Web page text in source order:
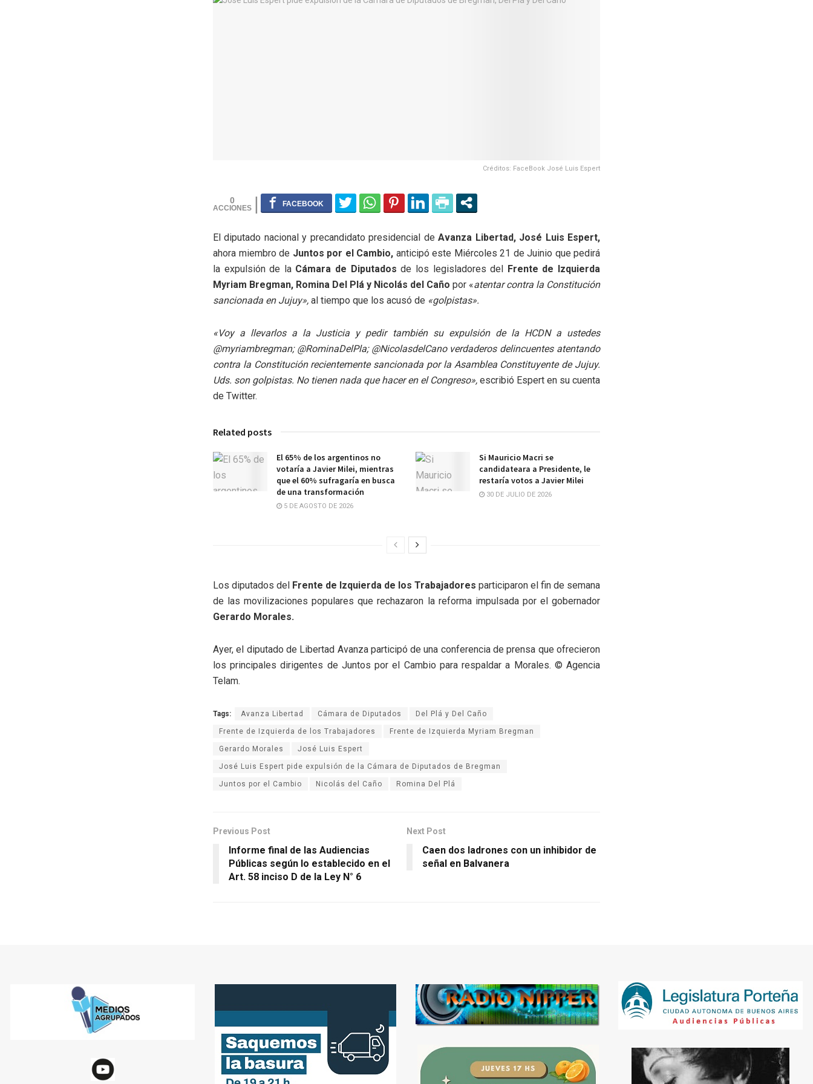
Créditos: FaceBook José Luis Espert
0
El diputado nacional y precandidato presidencial deAvanza Libertad, José Luis Espert,
ahora miembro de Juntos por el Cambio, anticipó este Miércoles 21 de Juinio que pedirá
la expulsión de la Cámara de Diputados de los legisladores del
Frente de Izquierda
Myriam Bregman, Romina Del Plá y Nicolás del Caño por «atentar contra la Constitución
sancionada en Jujuy», al tiempo que los acusó de «golpistas».
«Voy a llevarlos a la Justicia y pedir también su expulsión de la HCDN a ustedes
@myriambregman; @RominaDelPla; @NicolasdelCano verdaderos delincuentes atentando
contra la Constitución recientemente sancionada por la Asamblea Constituyente de Jujuy.
Uds. son golpistas. No tienen nada que hacer en el Congreso», escribió Espert en su cuenta
de Twitter.
Related posts
El 65% de los argentinos no
votaría a Javier Milei, mientras
que el 60% sufragaría en busca
de una transformación
5 DE AGOSTO DE 2026
Si Mauricio Macri se
candidateara a Presidente, le
restaría votos a Javier Milei
30 DE JULIO DE 2026
Los diputados del Frente de Izquierda de los Trabajadores participaron el fin de semana
de las movilizaciones populares que rechazaron la reforma impulsada por el gobernador
Gerardo Morales.
Ayer, el diputado de Libertad Avanza participó de una conferencia de prensa que ofrecieron
los principales dirigentes de Juntos por el Cambio para respaldar a Morales. © Agencia
Telam.
Tags: Avanza Libertad Cámara de Diputados Del Plá y Del Caño
Frente de Izquierda de los Trabajadores Frente de Izquierda Myriam Bregman
Gerardo Morales José Luis Espert
José Luis Espert pide expulsión de la Cámara de Diputados de Bregman
Juntos por el Cambio Nicolás del Caño Romina Del Plá
Previous Post
Informe final de las Audiencias
Públicas según lo establecido en el
Art. 58 inciso D de la Ley N° 6
Next Post
Caen dos ladrones con un inhibidor de
señal en Balvanera